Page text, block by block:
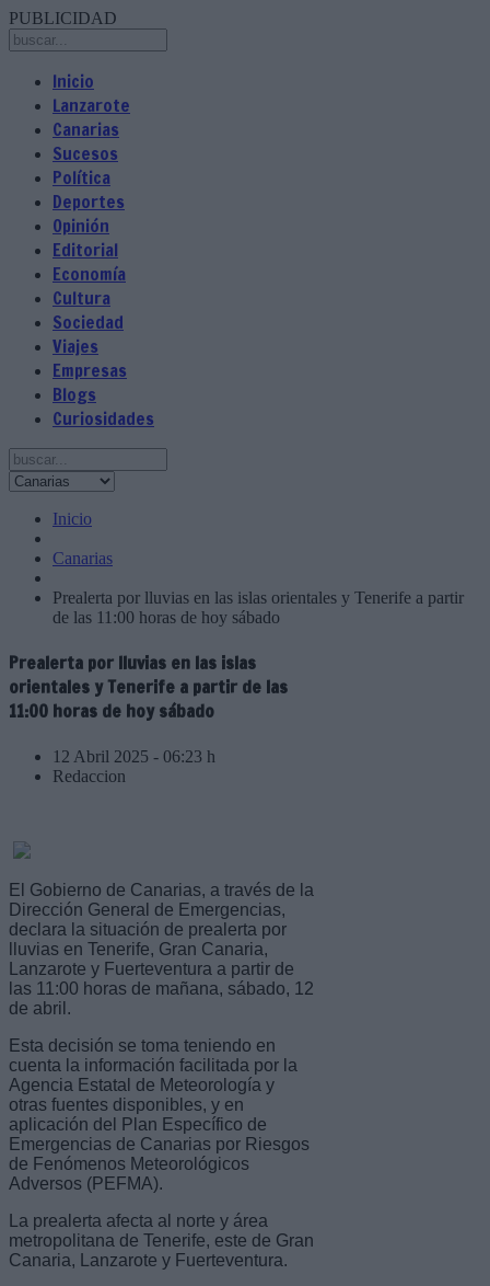
PUBLICIDAD
Inicio
Lanzarote
Canarias
Sucesos
Política
Deportes
Opinión
Editorial
Economía
Cultura
Sociedad
Viajes
Empresas
Blogs
Curiosidades
Inicio
Canarias
Prealerta por lluvias en las islas orientales y Tenerife a partir
de las 11:00 horas de hoy sábado
Prealerta por lluvias en las islas
orientales y Tenerife a partir de las
11:00 horas de hoy sábado
12 Abril 2025 - 06:23 h
Redaccion
El Gobierno de Canarias, a través de la
Dirección General de Emergencias,
declara la situación de prealerta por
lluvias en Tenerife, Gran Canaria,
Lanzarote y Fuerteventura a partir de
las 11:00 horas de mañana, sábado, 12
de abril.
Esta decisión se toma teniendo en
cuenta la información facilitada por la
Agencia Estatal de Meteorología y
otras fuentes disponibles, y en
aplicación del Plan Específico de
Emergencias de Canarias por Riesgos
de Fenómenos Meteorológicos
Adversos (PEFMA).
La prealerta afecta al norte y área
metropolitana de Tenerife, este de Gran
Canaria, Lanzarote y Fuerteventura.